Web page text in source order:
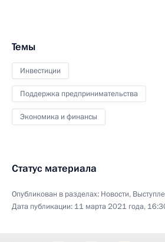
Темы
Инвестиции
Поддержка предпринимательства
Экономика и финансы
Статус материала
Опубликован в разделах: Новости,
Дата публикации: 11 марта 2021 года,